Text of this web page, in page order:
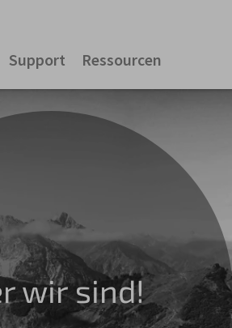
Support Ressourcen
wir sind!